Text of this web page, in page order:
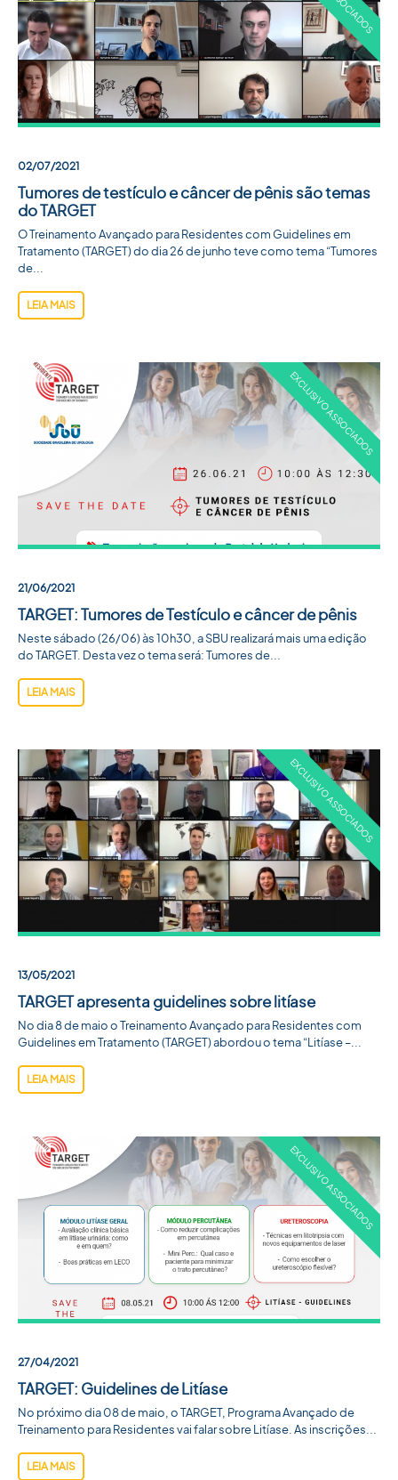
02/07/2021
Tumores de testículo e câncer de pênis são temas
do TARGET
O Treinamento Avançado para Residentes com Guidelines em
Tratamento (TARGET) do dia 26 de junho teve como tema “Tumores
de...
LEIA MAIS
21/06/2021
TARGET: Tumores de Testículo e câncer de pênis
Neste sábado (26/06) às 10h30, a SBU realizará mais uma edição
do TARGET. Desta vez o tema será: Tumores de...
LEIA MAIS
13/05/2021
TARGET apresenta guidelines sobre litíase
No dia 8 de maio o Treinamento Avançado para Residentes com
Guidelines em Tratamento (TARGET) abordou o tema “Litíase –...
LEIA MAIS
27/04/2021
TARGET: Guidelines de Litíase
No próximo dia 08 de maio, o TARGET, Programa Avançado de
Treinamento para Residentes vai falar sobre Litíase. As inscrições...
LEIA MAIS